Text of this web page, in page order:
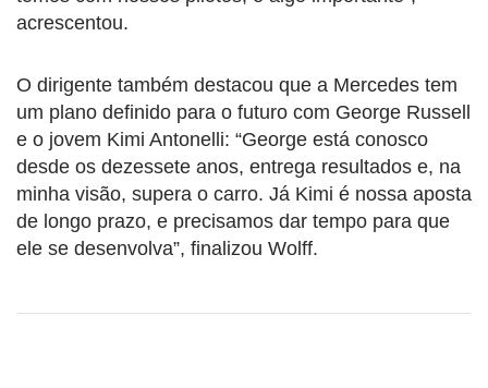
acrescentou.
O dirigente também destacou que a Mercedes tem
um plano definido para o futuro com George Russell
e o jovem Kimi Antonelli: “George está conosco
desde os dezessete anos, entrega resultados e, na
minha visão, supera o carro. Já Kimi é nossa aposta
de longo prazo, e precisamos dar tempo para que
ele se desenvolva”, finalizou Wolff.